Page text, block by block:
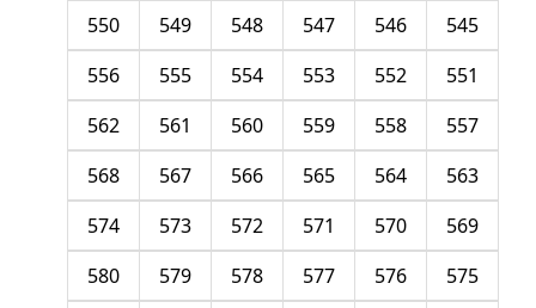
545
546
547
548
549
550
551
552
553
554
555
556
557
558
559
560
561
562
563
564
565
566
567
568
569
570
571
572
573
574
575
576
577
578
579
580